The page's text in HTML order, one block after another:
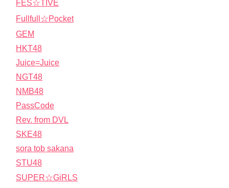
FES☆TIVE
Fullfull☆Pocket
GEM
HKT48
Juice=Juice
NGT48
NMB48
PassCode
Rev. from DVL
SKE48
sora tob sakana
STU48
SUPER☆GiRLS